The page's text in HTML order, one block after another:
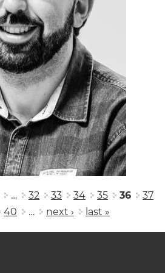
… 32 33 34 35 36
37
40 … next › last »